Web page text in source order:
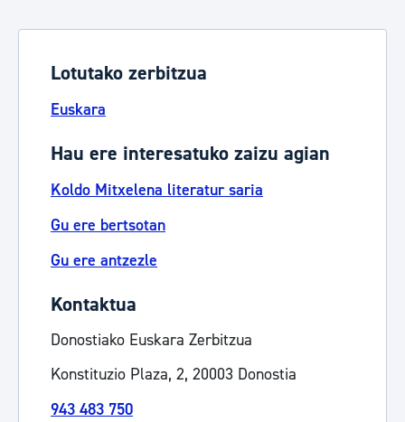
Lotutako zerbitzua
Euskara
Hau ere interesatuko zaizu agian
Koldo Mitxelena literatur saria
Gu ere bertsotan
Gu ere antzezle
Kontaktua
Donostiako Euskara Zerbitzua
Konstituzio Plaza, 2, 20003 Donostia
943 483 750